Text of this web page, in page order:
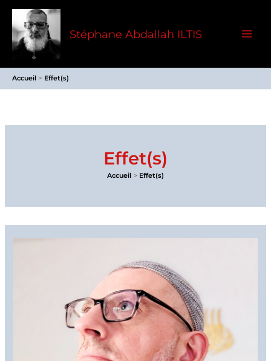
contenu
Stéphane Abdallah ILTIS
Accueil Effet(s)
Effet(s)
Accueil Effet(s)